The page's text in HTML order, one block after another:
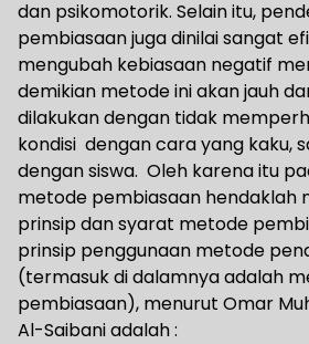
dan psikomotorik. Selain itu,
pembiasaan juga dinilai sangat
mengubah kebiasaan negatif
demikian metode ini akan jauh
dilakukan dengan tidak
kondisi dengan cara yang kaku,
dengan siswa. Oleh karena itu
metode pembiasaan hendaklah
prinsip dan syarat metode
prinsip penggunaan metode
(termasuk di dalamnya adalah
pembiasaan), menurut Omar
Al-Saibani adalah :